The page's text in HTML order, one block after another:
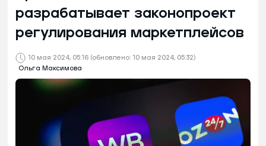
10 мая 2024, 05:16 (обновлено: 10 мая 2024, 05:32)
Ольга Максимова
разрабатывает законопроект
регулирования маркетплейсов